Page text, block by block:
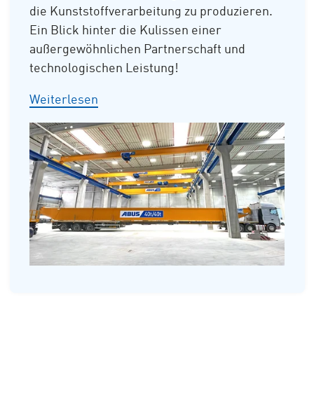
die Kunststoffverarbeitung zu produzieren.
Ein Blick hinter die Kulissen einer
außergewöhnlichen Partnerschaft und
technologischen Leistung!
Weiterlesen